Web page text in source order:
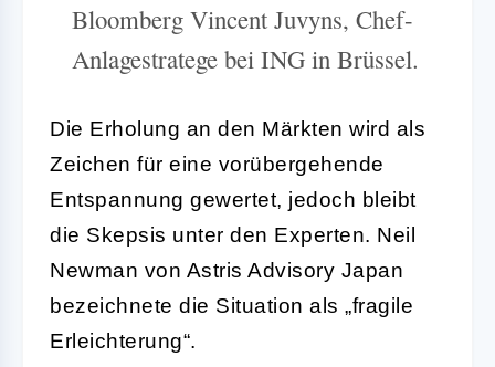
Bloomberg Vincent Juvyns, Chef-
Anlagestratege bei ING in Brüssel.
Die Erholung an den Märkten wird als
Zeichen für eine vorübergehende
Entspannung gewertet, jedoch bleibt
die Skepsis unter den Experten. Neil
Newman von Astris Advisory Japan
bezeichnete die Situation als „fragile
Erleichterung“.